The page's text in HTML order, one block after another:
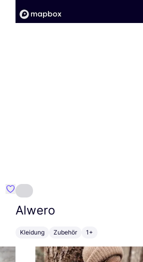
Favorit Modström
Alwero
Kleidung Zubehör 1+